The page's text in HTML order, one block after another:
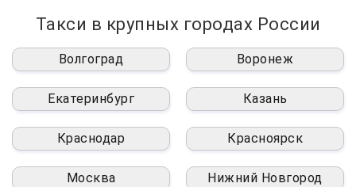
Такси в крупных городах России
Волгоград Воронеж
Екатеринбург Казань
Краснодар Красноярск
Москва Нижний Новгород